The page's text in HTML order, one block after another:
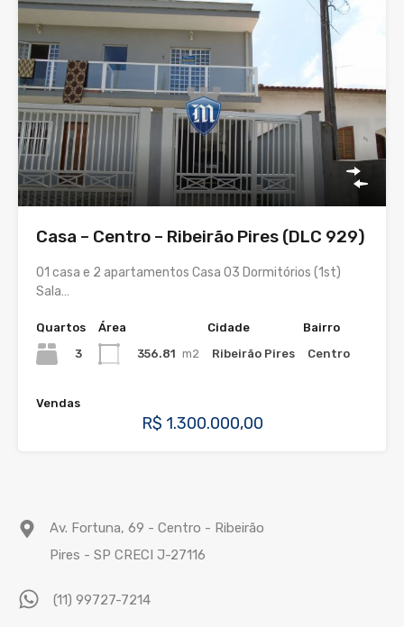
Casa – Centro – Ribeirão Pires (DLC 929)
01 casa e 2 apartamentos Casa 03 Dormitórios (1st)
Sala…
Quartos
3
Área
356.81 m2
Cidade
Ribeirão Pires
Bairro
Centro
Vendas
R$ 1.300.000,00
Av. Fortuna, 69 - Centro - Ribeirão
Pires - SP CRECI J-27116
(11) 99727-7214